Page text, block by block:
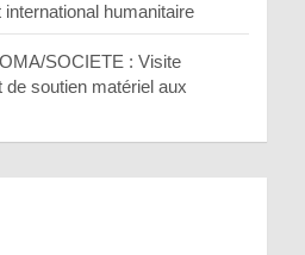
humanitaire
SOCIETE : Visite
de soutien matériel aux